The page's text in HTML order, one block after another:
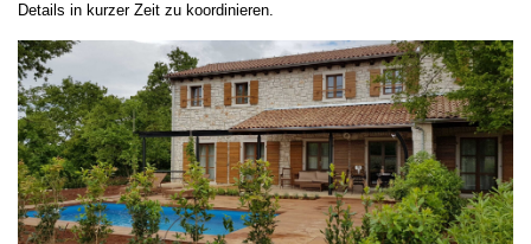
Details in kurzer Zeit zu koordinieren.